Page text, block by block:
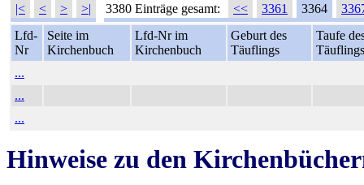
|< < > >| 3380 Einträge gesamt: << 3361 3364
Lfd-
Nr
Seite im
Kirchenbuch
Lfd-Nr im
Kirchenbuch
Geburt des
Täuflings
Taufe
Täuflings
...
...
...
Hinweise zu den